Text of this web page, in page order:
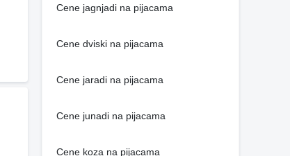
Cene jagnjadi na pijacama
Cene dviski na pijacama
Cene jaradi na pijacama
Cene junadi na pijacama
Cene koza na pijacama